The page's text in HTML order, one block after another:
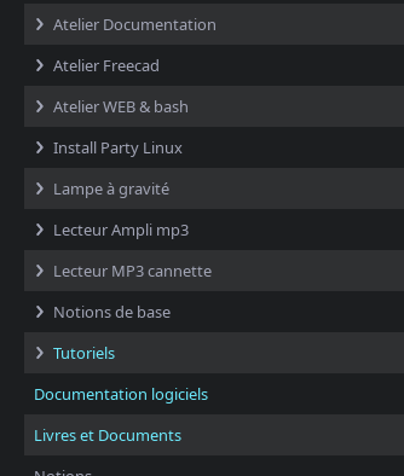
Atelier Documentation
Atelier Freecad
Atelier WEB & bash
Install Party Linux
Lampe à gravité
Lecteur Ampli mp3
Lecteur MP3 cannette
Notions de base
Tutoriels
Documentation logiciels
Livres et Documents